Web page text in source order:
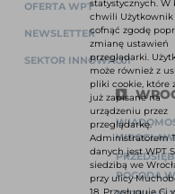
OFERTA WPT
NEWSLETTER
SEKTOR INNOWACJI
POGODA
statystycznych. W
chwili Użytkownik
cofnąć zgodę
zmianę ustawień
przeglądarki.
może również z
pliki cookie, które
już zapisane na
urządzeniu przez
przeglądarkę.
Administratorem
danych jest WPT
siedzibą we
przy ulicy
18. Przysługuje Ci